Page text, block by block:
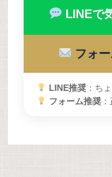
LINEで
フォ
LINE推奨：ち
フォーム推奨：